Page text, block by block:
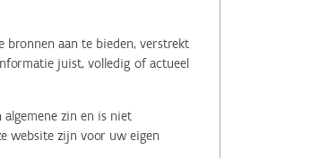
bronnen aan te bieden, verstrekt
juist, volledig of actueel
zin en is niet
website zijn voor uw eigen